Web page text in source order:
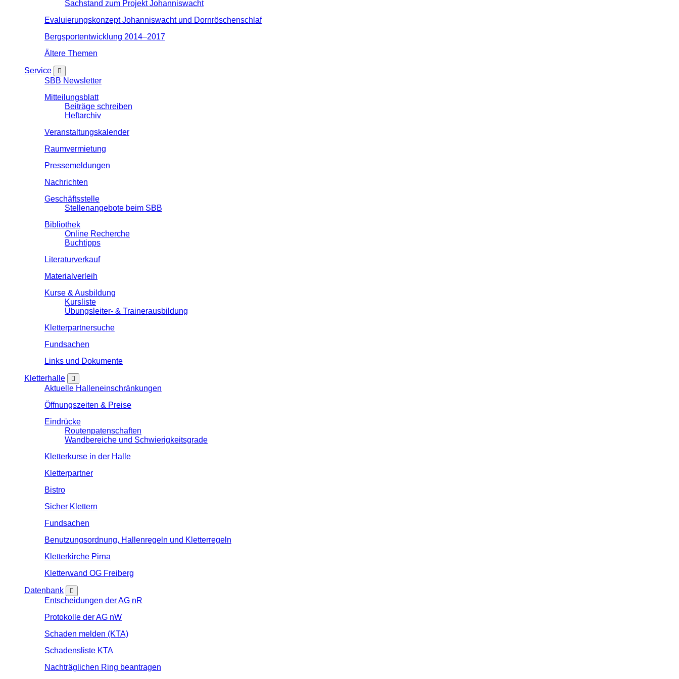
Sachstand zum Projekt Johanniswacht
Evaluierungskonzept Johanniswacht und Dornröschenschlaf
Bergsportentwicklung 2014–2017
Ältere Themen
Service
SBB Newsletter
Mitteilungsblatt
Beiträge schreiben
Heftarchiv
Veranstaltungskalender
Raumvermietung
Pressemeldungen
Nachrichten
Geschäftsstelle
Stellenangebote beim SBB
Bibliothek
Online Recherche
Buchtipps
Literaturverkauf
Materialverleih
Kurse & Ausbildung
Kursliste
Übungsleiter- & Trainerausbildung
Kletterpartnersuche
Fundsachen
Links und Dokumente
Kletterhalle
Aktuelle Halleneinschränkungen
Öffnungszeiten & Preise
Eindrücke
Routenpatenschaften
Wandbereiche und Schwierigkeitsgrade
Kletterkurse in der Halle
Kletterpartner
Bistro
Sicher Klettern
Fundsachen
Benutzungsordnung, Hallenregeln und Kletterregeln
Kletterkirche Pirna
Kletterwand OG Freiberg
Datenbank
Entscheidungen der AG nR
Protokolle der AG nW
Schaden melden (KTA)
Schadensliste KTA
Nachträglichen Ring beantragen